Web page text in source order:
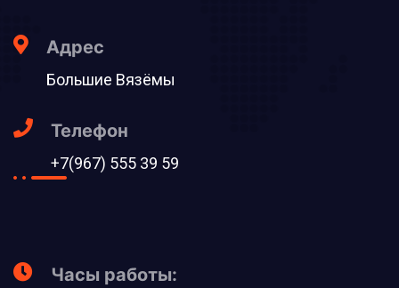
Адрес
Большие Вязёмы
Телефон
+7(967) 555 39 59
Часы работы: